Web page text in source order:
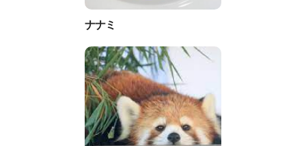
ナナミ